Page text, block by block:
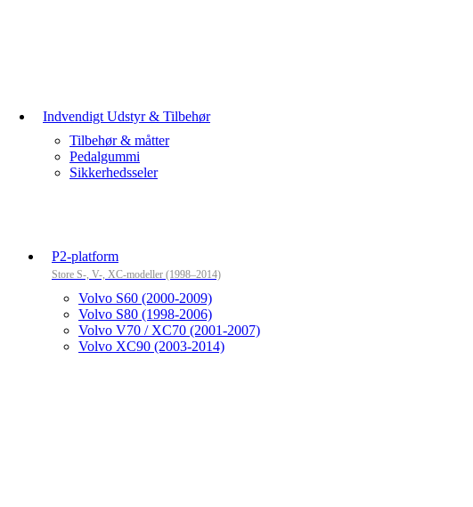
Indvendigt Udstyr & Tilbehør
Tilbehør & måtter
Pedalgummi
Sikkerhedsseler
P2-platform
Store S-, V-, XC-modeller (1998–2014)
Volvo S60 (2000-2009)
Volvo S80 (1998-2006)
Volvo V70 / XC70 (2001-2007)
Volvo XC90 (2003-2014)